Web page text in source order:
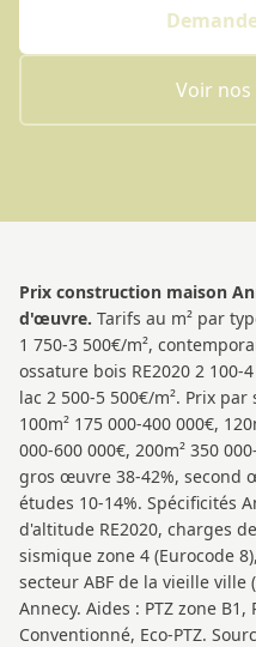
Voir
Prix construction maison
d'œuvre. Tarifs au m² par
1 750-3 500€/m²,
ossature bois RE2020 2
lac 2 500-5 500€/m². Prix par
100m² 175 000-400 000€,
000-600 000€, 200m² 350
gros œuvre 38-42%, second
études 10-14%. Spécificités
d'altitude RE2020, charges
sismique zone 4 (Eurocode
secteur ABF de la vieille ville
Annecy. Aides : PTZ zone
Conventionné, Eco-PTZ.